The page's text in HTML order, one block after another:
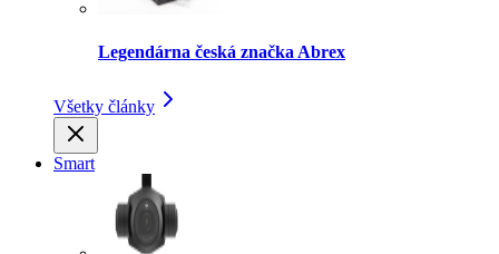
Legendárna česká značka Abrex
Všetky články
Smart